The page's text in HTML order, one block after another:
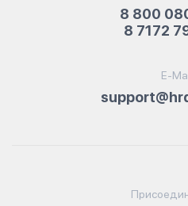
8 800
8 7172
E-